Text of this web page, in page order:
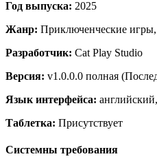
Год выпуска: 2025
Жанр: Приключенческие
Разработчик: Cat Play Studio
Версия: v1.0.0.0 полная
Язык интерфейса:
Таблетка: Присутствует
Системны требования